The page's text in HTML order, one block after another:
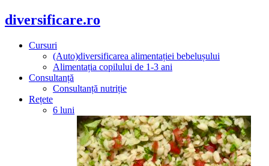
diversificare.ro
Cursuri
(Auto)diversificarea alimentației bebelușului
Alimentația copilului de 1-3 ani
Consultanță
Consultanță nutriție
Rețete
6 luni